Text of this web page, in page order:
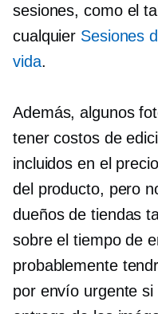
sesiones, como el
cualquier Sesiones
vida.
Además, algunos
tener costos de
incluidos en el
del producto, pero
dueños de tiendas
sobre el tiempo de
probablemente
por envío urgente